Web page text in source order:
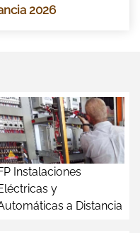
2026
Instalaciones
y
a Distancia